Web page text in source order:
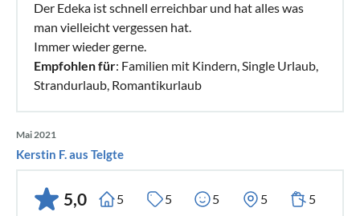
Der Edeka ist schnell erreichbar und hat alles was
man vielleicht vergessen hat.
Immer wieder gerne.
Empfohlen für: Familien mit Kindern, Single Urlaub,
Strandurlaub, Romantikurlaub
Mai 2021
Kerstin F. aus Telgte
5,0 5 5 5 5 5